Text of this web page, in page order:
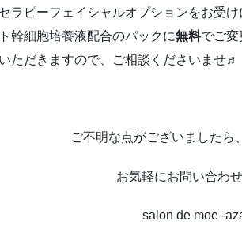
ラピーフェイシャルオプションをお受
幹細胞培養液配合のパックに無料でご変
ただきますので、ご相談くださいませ♬
ご不明な点がございましたら
お気軽にお問い合わ
salon de moe -